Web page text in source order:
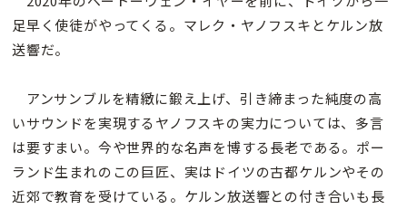
足早く使徒がやってくる。マレク・ヤノフスキとケルン放
送響だ。
アンサンブルを精緻に鍛え上げ、引き締まった純度の高
いサウンドを実現するヤノフスキの実力については、多言
は要すまい。今や世界的な名声を博する長老である。ポー
ランド生まれのこの巨匠、実はドイツの古都ケルンやその
近郊で教育を受けている。ケルン放送響との付き合いも長